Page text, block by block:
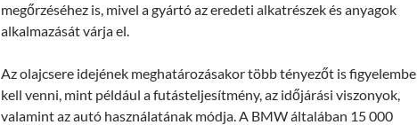
megőrzéséhez is, mivel a gyártó az eredeti alkatrészek és anyagok
alkalmazását várja el.
Az olajcsere idejének meghatározásakor több tényezőt is figyelembe
kell venni, mint például a futásteljesítmény, az időjárási viszonyok,
valamint az autó használatának módja. A BMW általában 15 000